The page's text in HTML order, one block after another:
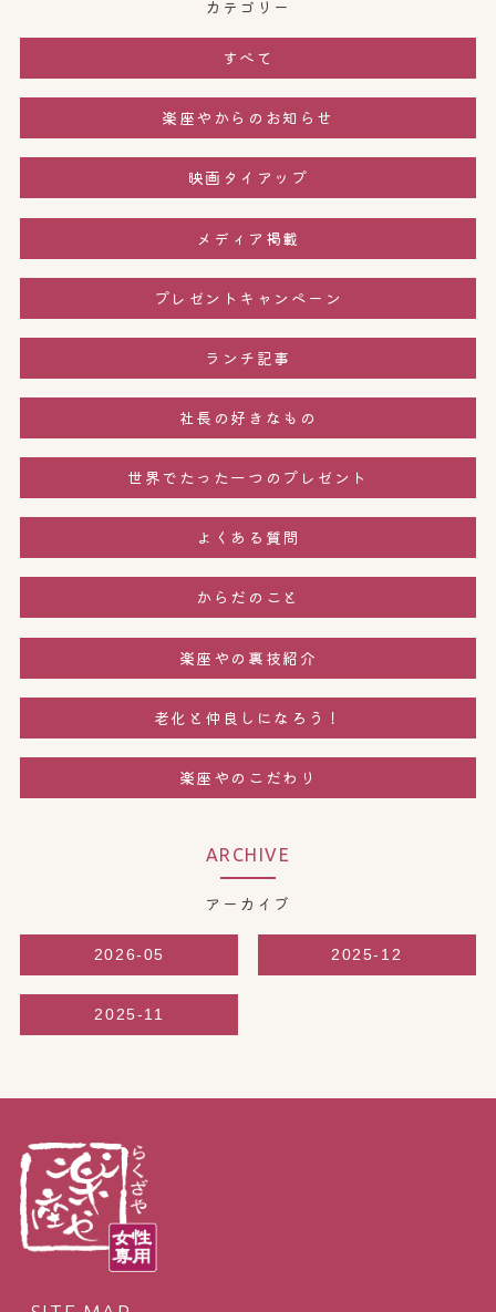
カテゴリー
すべて
楽座やからのお知らせ
映画タイアップ
メディア掲載
プレゼントキャンペーン
ランチ記事
社長の好きなもの
世界でたった一つのプレゼント
よくある質問
からだのこと
楽座やの裏技紹介
老化と仲良しになろう！
楽座やのこだわり
ARCHIVE
アーカイブ
2026-05 2025-12
2025-11